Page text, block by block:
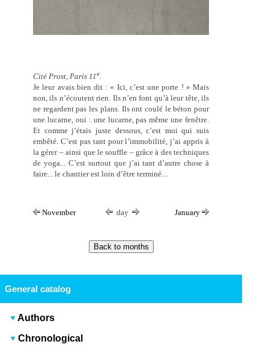
Cité Prost, Paris 11e.
Je leur avais bien dit : « Ici, c’est une porte ! » Mais
non, ils n’écoutent rien. Ils n’en font qu’à leur tête, ils
ne regardent pas les plans. Ils ont coulé le béton pour
une lucarne, oui : une lucarne, pas même une fenêtre.
Et comme j’étais juste dessous, c’est moi qui suis
embêté. C’est pas tant pour l’immobilité, j’ai appris à
la gérer – ainsi que le souffle – grâce à des techniques
de yoga... C’est surtout que j’ai tant d’autre chose à
faire... le chantier est loin d’être terminé...
November day January
General catalog
Authors
Chronological